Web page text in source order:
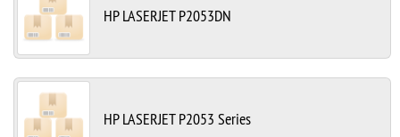
HP LASERJET P2053DN
HP LASERJET P2053 Series